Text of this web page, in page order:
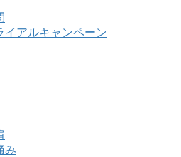
イアルキャンペーン
み